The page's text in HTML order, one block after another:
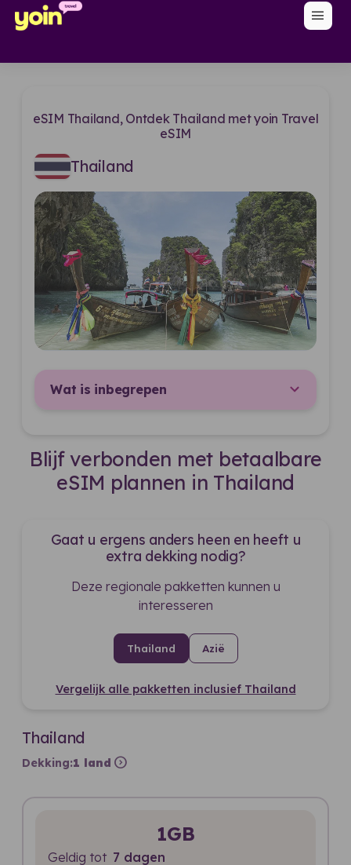
menu
eSIM Thailand, Ontdek Thailand met yoin Travel
eSIM
Thailand
Wat is inbegrepen
Blijf verbonden met betaalbare
eSIM plannen in Thailand
Gaat u ergens anders heen en heeft u
extra dekking nodig?
Deze regionale pakketten kunnen u
interesseren
Thailand Azië
Vergelijk alle pakketten inclusief Thailand
Thailand
Dekking:1 land expand_circle_right
1GB
Geldig tot 7 dagen